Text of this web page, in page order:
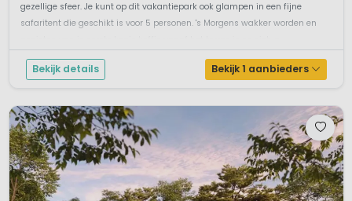
gezellige sfeer. Je kunt op dit vakantiepark ook glampen in een fijne
safaritent die geschikt is voor 5 personen. 's Morgens wakker worden en
Bekijk details Bekijk 1 aanbieders